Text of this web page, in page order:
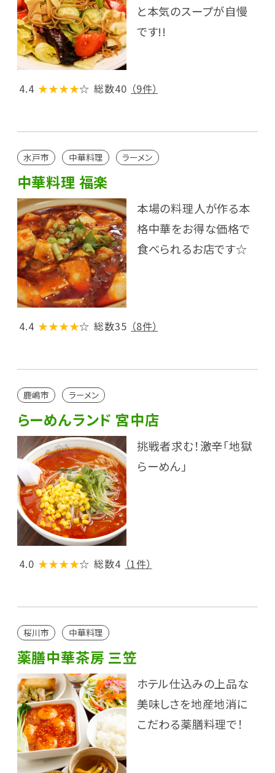
と本気のスープが自慢
です!!
4.4 ★★★★☆ 総数40 （9件）
水戸市 中華料理 ラーメン
中華料理 福楽
本場の料理人が作る本
格中華をお得な価格で
食べられるお店です☆
4.4 ★★★★☆ 総数35 （8件）
鹿嶋市 ラーメン
らーめんランド 宮中店
挑戦者求む！激辛「地獄
らーめん」
4.0 ★★★★☆ 総数4 （1件）
桜川市 中華料理
薬膳中華茶房 三笠
ホテル仕込みの上品な
美味しさを地産地消に
こだわる薬膳料理で！